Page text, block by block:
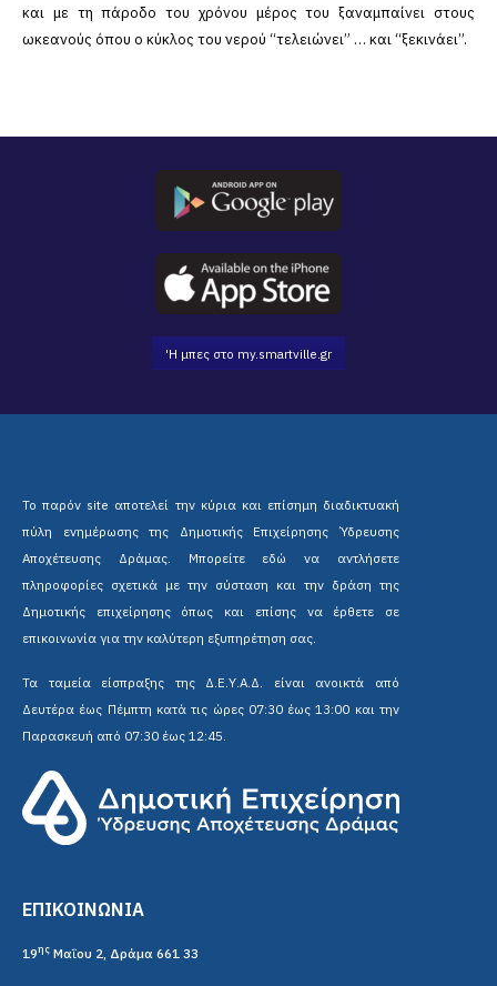
και με τη πάροδο του χρόνου μέρος του ξαναμπαίνει στους
ωκεανούς όπου ο κύκλος του νερού “τελειώνει” … και “ξεκινάει”.
'Η μπες στο my.smartville.gr
Το παρόν site αποτελεί την κύρια και επίσημη διαδικτυακή
πύλη ενημέρωσης της Δημοτικής Επιχείρησης Ύδρευσης
Αποχέτευσης Δράμας. Μπορείτε εδώ να αντλήσετε
πληροφορίες σχετικά με την σύσταση και την δράση της
Δημοτικής επιχείρησης όπως και επίσης να έρθετε σε
επικοινωνία για την καλύτερη εξυπηρέτηση σας.
Τα ταμεία είσπραξης της Δ.Ε.Υ.Α.Δ. είναι ανοικτά από
Δευτέρα έως Πέμπτη κατά τις ώρες 07:30 έως 13:00 και την
Παρασκευή από 07:30 έως 12:45.
ΕΠΙΚΟΙΝΩΝΙΑ
19ης Μαΐου 2, Δράμα 661 33